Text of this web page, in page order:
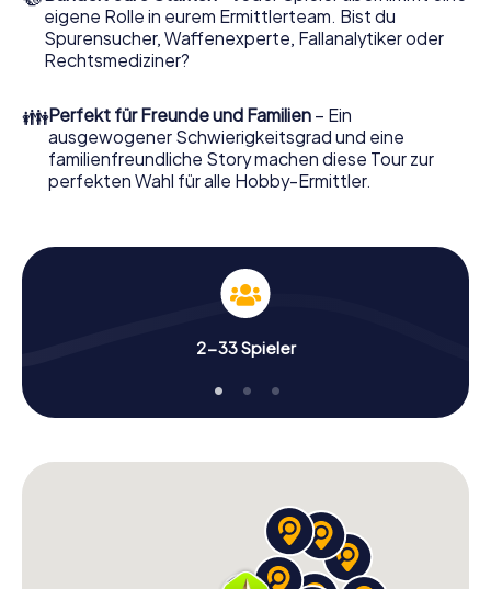
Das Krimispiel in Wagga Wagga kann beginnen!
Nun fehlt Ihnen nur noch eine Kleinigkeit, um mit Ihren
schon in wenigen Minuten finden Sie ihn in Ihrem eMail-
Postfach. Jetzt starten Sie Ihren Online-Browser, geben
Ihren Code ein – und sind startklar!
eigene Rolle in eurem Ermittlerteam. Bist du
Spurensucher, Waffenexperte, Fallanalytiker oder
Rechtsmediziner?
👪Perfekt für Freunde und Familien – Ein
ausgewogener Schwierigkeitsgrad und eine
familienfreundliche Story machen diese Tour zur
perfekten Wahl für alle Hobby-Ermittler.
2-33 Spieler